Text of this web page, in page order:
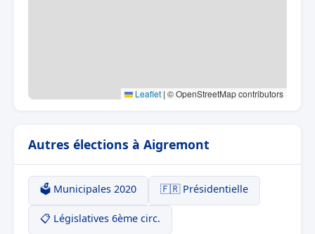
Leaflet | © OpenStreetMap contributors
Autres élections à Aigremont
🗳️ Municipales 2020 🇫🇷 Présidentielle
📋 Législatives 6ème circ.